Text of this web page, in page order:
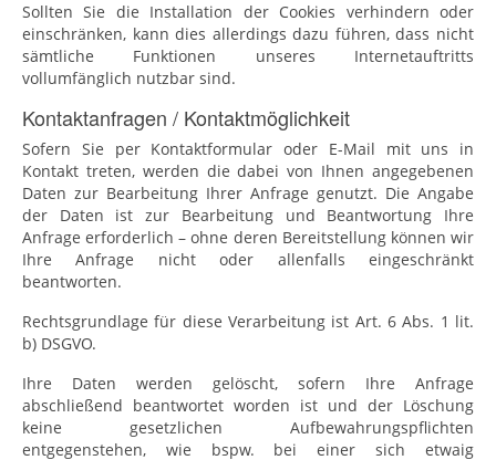
Sollten Sie die Installation der Cookies verhindern oder
einschränken, kann dies allerdings dazu führen, dass nicht
sämtliche Funktionen unseres Internetauftritts
vollumfänglich nutzbar sind.
Kontaktanfragen / Kontaktmöglichkeit
Sofern Sie per Kontaktformular oder E-Mail mit uns in
Kontakt treten, werden die dabei von Ihnen angegebenen
Daten zur Bearbeitung Ihrer Anfrage genutzt. Die Angabe
der Daten ist zur Bearbeitung und Beantwortung Ihre
Anfrage erforderlich – ohne deren Bereitstellung können wir
Ihre Anfrage nicht oder allenfalls eingeschränkt
beantworten.
Rechtsgrundlage für diese Verarbeitung ist Art. 6 Abs. 1 lit.
b) DSGVO.
Ihre Daten werden gelöscht, sofern Ihre Anfrage
abschließend beantwortet worden ist und der Löschung
keine gesetzlichen Aufbewahrungspflichten
entgegenstehen, wie bspw. bei einer sich etwaig